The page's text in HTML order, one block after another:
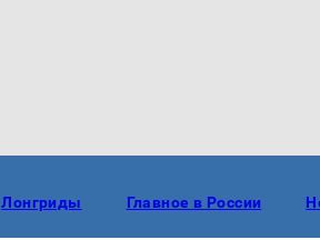
Лонгриды Главное в России